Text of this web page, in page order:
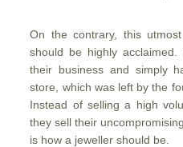
On the contrary, this
should be highly
their business and simply
store, which was left by the
Instead of selling a high
they sell their
is how a jeweller should be.